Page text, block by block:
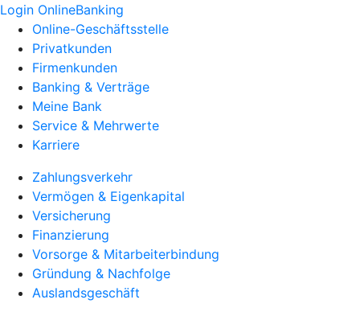
Login OnlineBanking
Online-Geschäftsstelle
Privatkunden
Firmenkunden
Banking & Verträge
Meine Bank
Service & Mehrwerte
Karriere
Zahlungsverkehr
Vermögen & Eigenkapital
Versicherung
Finanzierung
Vorsorge & Mitarbeiterbindung
Gründung & Nachfolge
Auslandsgeschäft